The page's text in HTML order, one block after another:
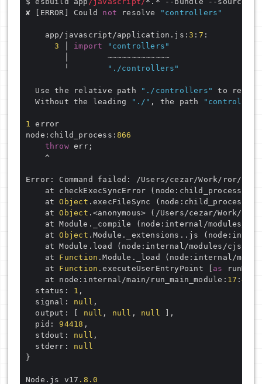
✘ [ERROR] Could not resolve "controllers"
    app/javascript/application.js:
3 : 7 :
3
import
"controllers"
        │        ~~~~~~~~~~~~~
        ╵
"./controllers"
  Use the relative path
"./controllers"
to
  Without the leading
"./" , the path
1 error
node:child_process: 866
throw err;
    ^
Error: Command failed: /Users/cezar/Work/ror/
    at checkExecSyncError (node:child_process:
    at
Object .execFileSync (node:child_process:
    at
Object .<anonymous> (/Users/cezar/Work/
at Module._compile (node:internal/modules/
    at
Object .Module._extensions..js
at Module.load (node:internal/modules/cjs/
    at
Function .Module._load (node:internal/
    at
Function .executeUserEntryPoint [ as
    at node:internal/main/run_main_module:
17 :47
  status:
1 ,
  signal:
null ,
  output: [
null , null , null ],
  pid:
94418 ,
  stdout:
null ,
  stderr:
null
}
Node.js v17 .8 .0